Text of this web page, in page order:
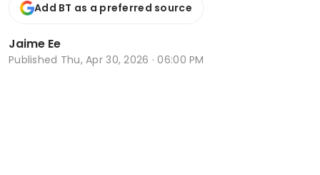
Add BT as a preferred source
Jaime Ee
Published Thu, Apr 30, 2026 · 06:00 PM